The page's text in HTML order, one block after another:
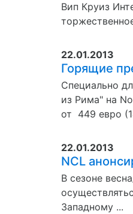
Вип Круиз
22.01.2013
Горящие
Специально
из Рима" на
от 449 евро
22.01.2013
NCL
В сезоне
Западному ...